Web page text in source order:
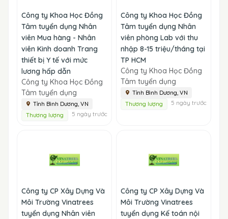
Công ty Khoa Học Đồng
Tâm tuyển dụng Nhân
viên Mua hàng - Nhân
viên Kinh doanh Trang
thiết bị Y tế với mức
lương hấp dẫn
Công ty Khoa Học Đồng
Tâm tuyển dụng
Tỉnh Bình Dương, VN
Thương lượng
5 ngày trước
Công ty Khoa Học Đồng
Tâm tuyển dụng Nhân
viên phòng Lab với thu
nhập 8-15 triệu/tháng tại
TP HCM
Công ty Khoa Học Đồng
Tâm tuyển dụng
Tỉnh Bình Dương, VN
Thương lượng
5 ngày trước
Công ty CP Xây Dựng Và
Môi Trường Vinatrees
tuyển dụng Nhân viên
Công ty CP Xây Dựng Và
Môi Trường Vinatrees
tuyển dụng Kế toán nội